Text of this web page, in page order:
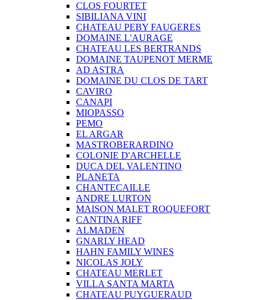
CLOS FOURTET
SIBILIANA VINI
CHATEAU PEBY FAUGERES
DOMAINE L'AURAGE
CHATEAU LES BERTRANDS
DOMAINE TAUPENOT MERME
AD ASTRA
DOMAINE DU CLOS DE TART
CAVIRO
CANAPI
MIOPASSO
PEMO
EL ARGAR
MASTROBERARDINO
COLONIE D'ARCHELLE
DUCA DEL VALENTINO
PLANETA
CHANTECAILLE
ANDRE LURTON
MAISON MALET ROQUEFORT
CANTINA RIFF
ALMADEN
GNARLY HEAD
HAHN FAMILY WINES
NICOLAS JOLY
CHATEAU MERLET
VILLA SANTA MARTA
CHATEAU PUYGUERAUD